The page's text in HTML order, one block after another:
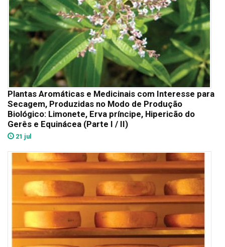
Plantas Aromáticas e Medicinais com Interesse para
Secagem, Produzidas no Modo de Produção
Biológico: Limonete, Erva príncipe, Hipericão do
Gerês e Equinácea (Parte I / II)
21 jul